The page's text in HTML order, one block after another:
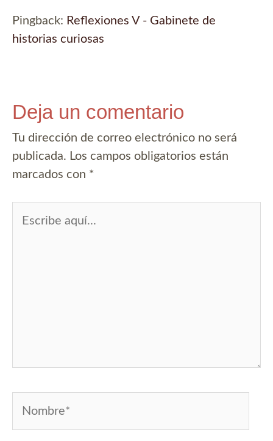
Pingback: Reflexiones V - Gabinete de
historias curiosas
Deja un comentario
Tu dirección de correo electrónico no será
publicada. Los campos obligatorios están
marcados con *
aquí...